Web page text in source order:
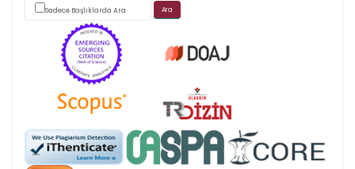
Scimago's grade
APC ödemesi
Öndenetimden geçen
Sadece Başlıklarda Ara